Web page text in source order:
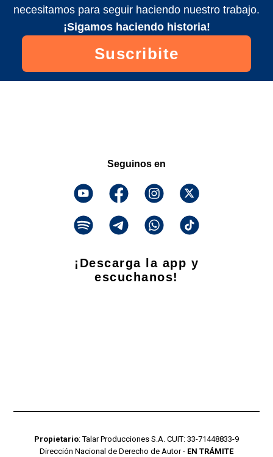
necesitamos para seguir haciendo nuestro trabajo.
¡Sigamos haciendo historia!
Suscribite
Seguinos en
¡Descarga la app y
escuchanos!
Propietario: Talar Producciones S.A. CUIT: 33-71448833-9
Dirección Nacional de Derecho de Autor - EN TRÁMITE